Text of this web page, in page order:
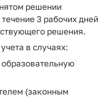
решении
3 рабочих дней
решения.
в случаях:
(законным